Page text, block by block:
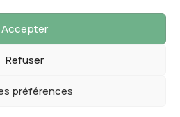
Accepter
Refuser
préférences
Réunion